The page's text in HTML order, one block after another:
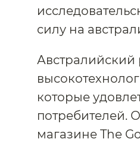
силу на
которые
потребителей.
магазине The